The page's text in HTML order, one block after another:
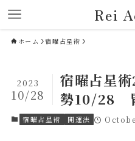
Rei
ホーム 宿曜占星術
宿曜占星
勢10/28
2023
10/28
宿曜占星術 開運法